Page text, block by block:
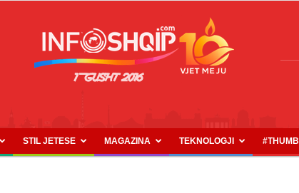
INFOSHQIP.COM
STIL JETESE MAGAZINA TEKNOLOGJI #THUMB